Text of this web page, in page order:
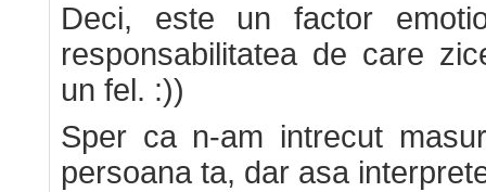
Deci, este un factor
responsabilitatea de care
un fel. :))
Sper ca n-am intrecut
persoana ta, dar asa